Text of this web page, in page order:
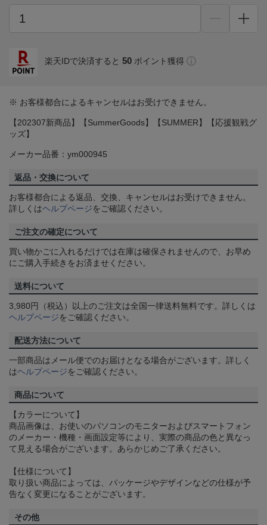
楽天IDで決済すると 50 ポイント獲得
※ お客様都合によるキャンセルはお受けできません。
【202307新商品】【SummerGoods】【SUMMER】【応援観戦グ
ッズ】
メーカー品番：ym000945
返品・交換について
お客様都合による返品、交換、キャンセルはお受けできません。
詳しくはヘルプページをご確認ください。
ご注文の確定について
買い物かごに入れるだけでは在庫は確保されませんので、お早め
にご購入手続きをお済ませください。
送料について
3,980円（税込）以上のご注文は全国一律送料無料です。詳しくは
ヘルプページをご確認ください。
配送方法について
一部商品はメール便でのお届けとなる場合がございます。詳しく
はヘルプページをご確認ください。
商品について
【カラーについて】
商品画像は、お使いのパソコンのモニターおよびスマートフォン
のメーカー・機種・画面設定等により、実際の商品の色と異なっ
て見える場合がございます。あらかじめご了承ください。
【仕様について】
取り扱い商品によっては、パッケージやデザインなどの仕様が予
告なく変更になることがございます。
その他